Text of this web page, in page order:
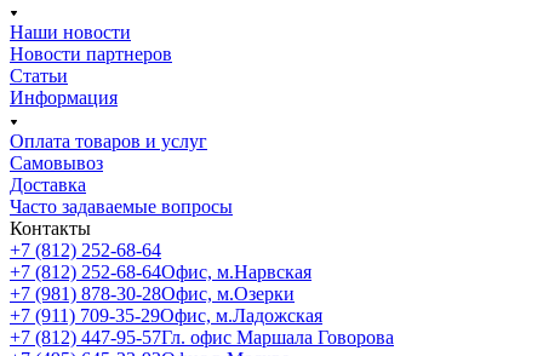
Наши новости
Новости партнеров
Статьи
Информация
Оплата товаров и услуг
Самовывоз
Доставка
Часто задаваемые вопросы
Контакты
+7 (812) 252-68-64
+7 (812) 252-68-64Офис, м.Нарвская
+7 (981) 878-30-28Офис, м.Озерки
+7 (911) 709-35-29Офис, м.Ладожская
+7 (812) 447-95-57Гл. офис Маршала Говорова